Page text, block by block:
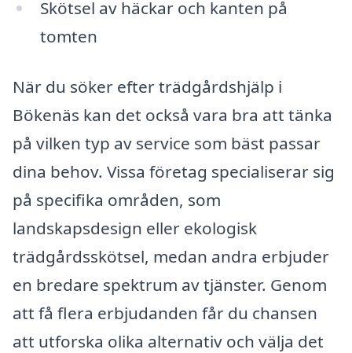
Skötsel av häckar och kanten på
tomten
När du söker efter trädgårdshjälp i
Bökenäs kan det också vara bra att tänka
på vilken typ av service som bäst passar
dina behov. Vissa företag specialiserar sig
på specifika områden, som
landskapsdesign eller ekologisk
trädgårdsskötsel, medan andra erbjuder
en bredare spektrum av tjänster. Genom
att få flera erbjudanden får du chansen
att utforska olika alternativ och välja det